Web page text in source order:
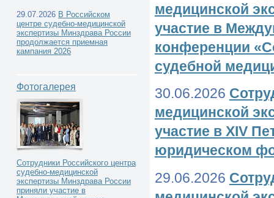
29.07.2026 В Российском
центре судебно-медицинской
экспертизы Минздрава России
продолжается приемная
кампания 2026
Фотогалерея
Сотрудники Российского центра
судебно-медицинской
экспертизы Минздрава России
приняли участие в
медицинской
участие в
конференции
судебной
30.06.2026
медицинской
участие в XIV
юридическом
29.06.2026